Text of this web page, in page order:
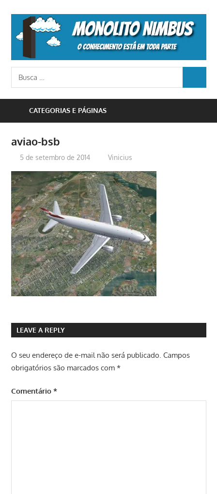
content
o
conhecimento
Busca
para:
CATEGORIAS E PÁGINAS
aviao-bsb
5 de setembro de 2014 Vinicius
LEAVE A REPLY
O seu endereço de e-mail não será publicado. Campos
obrigatórios são marcados com *
Comentário *